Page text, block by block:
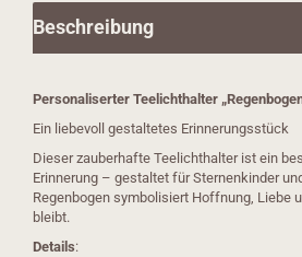
Beschreibung
Personaliserter Teelichthalter
Ein liebevoll gestaltetes Erinnerungsstück
Dieser zauberhafte Teelichthalter ist ein
Erinnerung – gestaltet für Sternenkinder
Regenbogen symbolisiert Hoffnung, Liebe
bleibt.
Details: